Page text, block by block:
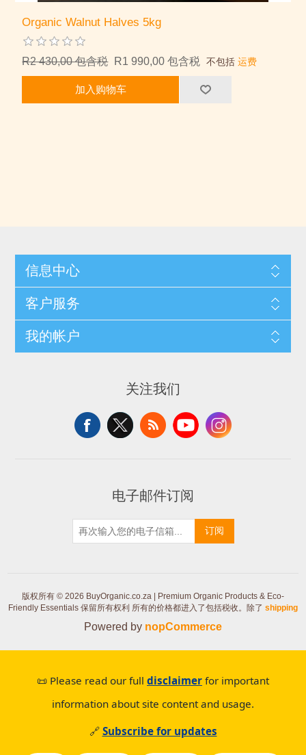
Organic Walnut Halves 5kg
R2 430,00 包含税 R1 990,00 包含税 不包括运费
加入购物车
信息中心
客户服务
我的帐户
关注我们
电子邮件订阅
订阅
版权所有 © 2026 BuyOrganic.co.za | Premium Organic Products & Eco-
Friendly Essentials 保留所有权利 所有的价格都进入了包括税收。除了 shipping
Powered by nopCommerce
📜 Please read our full disclaimer for important
information about site content and usage.
🔗 Subscribe for updates